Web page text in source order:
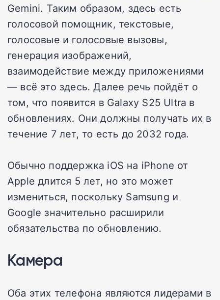
Gemini. Таким образом, здесь есть
голосовой помощник, текстовые,
голосовые и голосовые вызовы,
генерация изображений,
взаимодействие между приложениями
— всё это здесь. Далее речь пойдёт о
том, что появится в Galaxy S25 Ultra в
обновлениях. Они должны получать их в
течение 7 лет, то есть до 2032 года.
Обычно поддержка iOS на iPhone от
Apple длится 5 лет, но это может
измениться, поскольку Samsung и
Google значительно расширили
обязательства по обновлению.
Камера
Оба этих телефона являются лидерами в